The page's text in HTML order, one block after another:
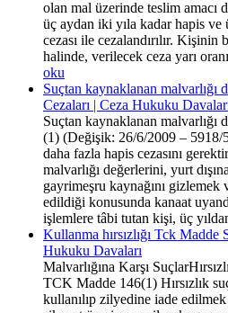
olan mal üzerinde teslim amacı
üç aydan iki yıla kadar hapis
cezası ile cezalandırılır. Kişinin
halinde, verilecek ceza yarı
oku
Suçtan kaynaklanan malvarlığı
Cezaları | Ceza Hukuku
Suçtan kaynaklanan malvarlığı
(1) (Değişik: 26/6/2009 – 5918/5
daha fazla hapis cezasını
malvarlığı değerlerini, yurt
gayrimeşru kaynağını
edildiği konusunda kanaat
işlemlere tâbi tutan kişi, üç
Kullanma hırsızlığı Tck Madde
Hukuku Davaları
Malvarlığına Karşı
TCK Madde 146(1) Hırsızlık
kullanılıp zilyedine iade